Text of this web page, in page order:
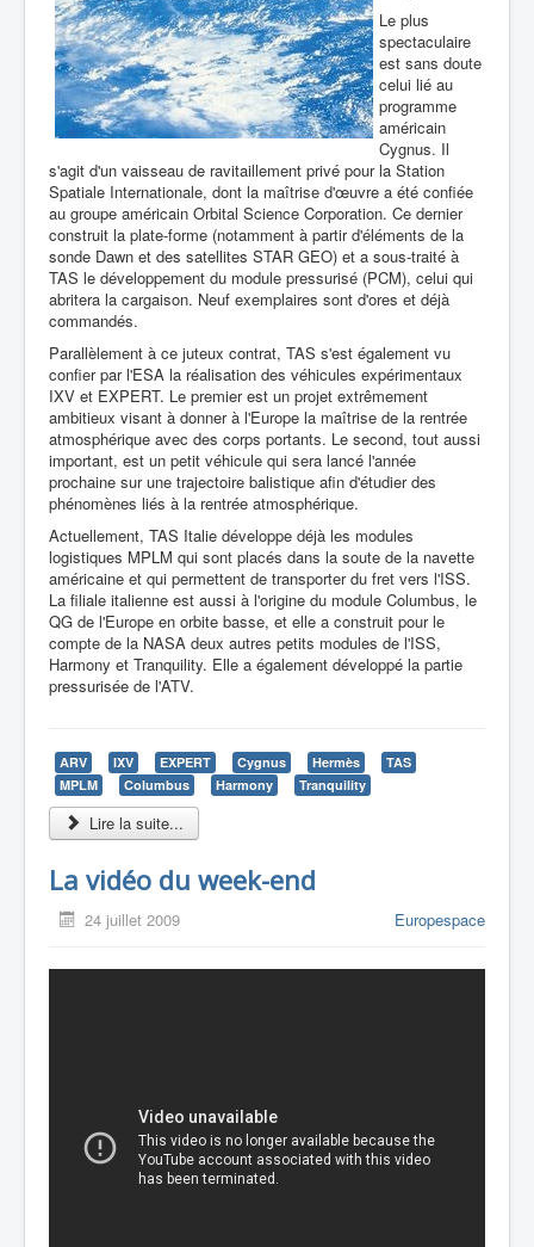
Le plus
spectaculaire
est sans doute
celui lié au
programme
américain
Cygnus. Il
s'agit d'un vaisseau de ravitaillement privé pour la Station
Spatiale Internationale, dont la maîtrise d'œuvre a été confiée
au groupe américain Orbital Science Corporation. Ce dernier
construit la plate-forme (notamment à partir d'éléments de la
sonde Dawn et des satellites STAR GEO) et a sous-traité à
TAS le développement du module pressurisé (PCM), celui qui
abritera la cargaison. Neuf exemplaires sont d'ores et déjà
commandés.
Parallèlement à ce juteux contrat, TAS s'est également vu
confier par l'ESA la réalisation des véhicules expérimentaux
IXV et EXPERT. Le premier est un projet extrêmement
ambitieux visant à donner à l'Europe la maîtrise de la rentrée
atmosphérique avec des corps portants. Le second, tout aussi
important, est un petit véhicule qui sera lancé l'année
prochaine sur une trajectoire balistique afin d'étudier des
phénomènes liés à la rentrée atmosphérique.
Actuellement, TAS Italie développe déjà les modules
logistiques MPLM qui sont placés dans la soute de la navette
américaine et qui permettent de transporter du fret vers l'ISS.
La filiale italienne est aussi à l'origine du module Columbus, le
QG de l'Europe en orbite basse, et elle a construit pour le
compte de la NASA deux autres petits modules de l'ISS,
Harmony et Tranquility. Elle a également développé la partie
pressurisée de l'ATV.
ARV IXV EXPERT Cygnus Hermès
TAS
MPLM
Columbus Harmony Tranquility
Lire la suite...
La vidéo du week-end
24 juillet 2009 Europespace